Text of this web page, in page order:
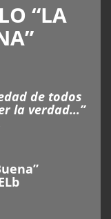
“LA
de todos
la verdad…”